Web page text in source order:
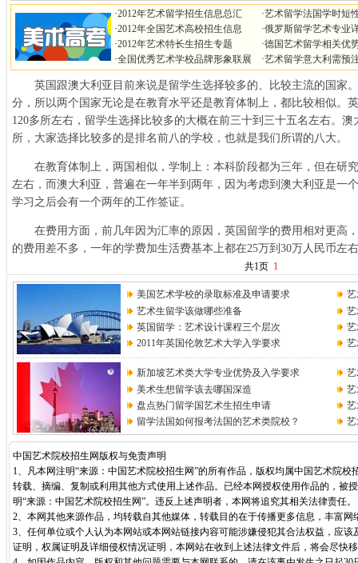
·2012年艺术留学招生信息总汇
·2012年全国艺术高校招生信息
·2012年艺术特长生招生专题
·全国优秀艺术学校品牌形象联展
·艺术留学法国学时短
·俄罗斯留学艺术专业
·德国艺术留学相关优
·艺术留学意大利需预
英国跟澳大利亚目前来说是留学生选择较多的、比较主流的国家
分，所以两个国家无论是在教育水平还是教育体制上，都比较相似。
120多所左右，留学生选择比较多的大概在前三十到三十五名左右。
所，大家选择比较多的是排名前八的学校，也就是我们所谓的八大。
在教育体制上，两国相似，学制上：本科阶段都为三年，但在研
左右，而澳大利亚，普遍在一年半到两年，因为考虑到澳大利亚是一
学习之后会有一个两年的工作签证。
在费用方面，前几年因为汇率的原因，英国留学的费用相对更高
的费用差不多，一年的学费加生活费基本上都在25万到30万人民币左
共1页 1
美国艺术学校的录取标准及申请要求
艺术生留学该做哪些准备
英国留学：艺术设计课程三个层次
2011年英国伦敦艺术大学入学要求
新加坡艺术类大学专业优势及入学要求
美术生想留学该去哪国深造
盘点热门留学国艺术生招生申请
留学法国如何报考法国的艺术类院校？
中国艺术院校招生网版权与免责声明
1、凡本网注明“来源：中国艺术院校招生网”的所有作品，版权均属中国艺术院
转载、摘编、复制或利用其他方式使用上述作品。已经本网授权使用作品的，被
明“来源：中国艺术院校招生网”。违反上述声明者，本网将追究其相关法律责任。
2、本网其他来源作品，均转载自其他媒体，转载目的在于传播更多信息，丰富
3、任何单位或个人认为本网站或本网站链接内容可能涉嫌侵犯其合法权益，应
证明，权属证明及详细侵权情况证明，本网站在收到上述法律文件后，将会尽快